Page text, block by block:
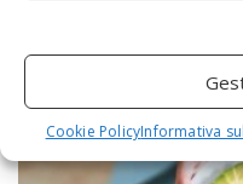
Cookie PolicyInformativa
Dieta Dukan:
più in voga